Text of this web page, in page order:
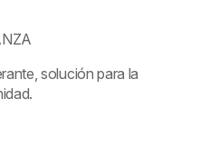
solución para la